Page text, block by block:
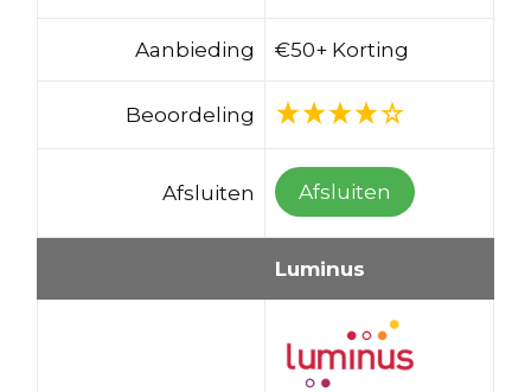
Aanbieding €50+ Korting
Beoordeling
Afsluiten Afsluiten
Luminus